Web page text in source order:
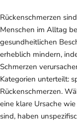
Rückenschmerzen
Menschen im Alltag
gesundheitlichen
erheblich mindern,
Schmerzen
Kategorien unterteilt:
Rückenschmerzen.
eine klare Ursache
sind, haben